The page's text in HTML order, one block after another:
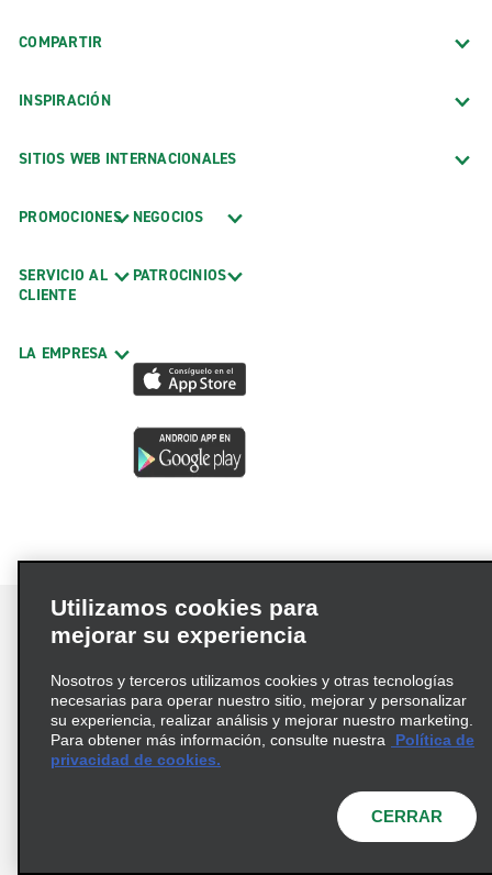
COMPARTIR
INSPIRACIÓN
SITIOS WEB INTERNACIONALES
PROMOCIONES
SERVICIO AL
CLIENTE
LA EMPRESA
NEGOCIOS
PATROCINIOS
Términos de uso
Política de privacidad
Política de cookies
Información de Salud del Consumidor
© 2026 Enterprise Holdings, Inc. Todos los derechos
Utilizamos cookies para
mejorar su experiencia
Nosotros y terceros utilizamos cookies y otras tecnologías
necesarias para operar nuestro sitio, mejorar y personalizar
su experiencia, realizar análisis y mejorar nuestro marketing.
Para obtener más información, consulte nuestra
Política de
privacidad de cookies.
CERRAR